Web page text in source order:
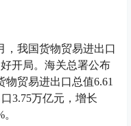
，我国货物贸易进出口
开局。海关总署公布
贸易进出口总值6.61
3.75万亿元，增长